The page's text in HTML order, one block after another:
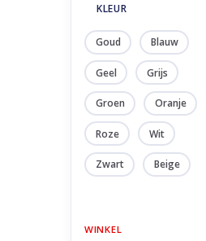
KLEUR
Goud Blauw
Geel Grijs
Groen Oranje
Roze Wit
Zwart Beige
WINKEL